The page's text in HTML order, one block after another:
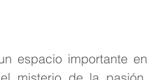
carmelitana
espacio importante en